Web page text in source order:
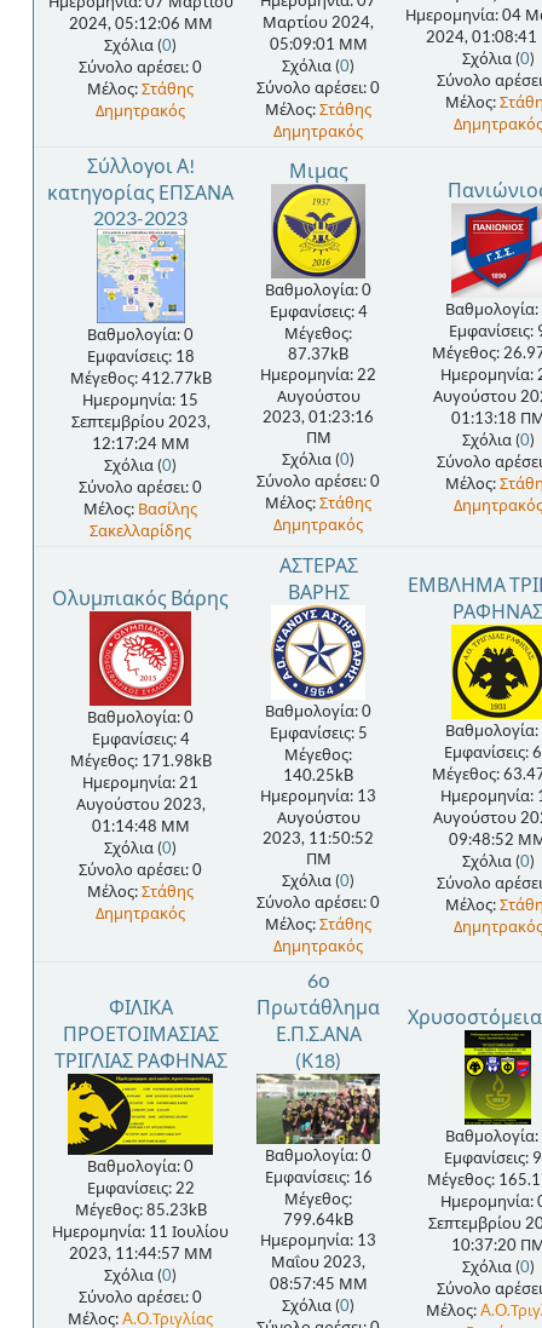
2024, 05:12:06 ΜΜ
Σχόλια (0)
Σύνολο αρέσει: 0
Μέλος:Στάθης
Δημητρακός
Μαρτίου 2024,
05:09:01 ΜΜ
Σχόλια (0)
Σύνολο αρέσει: 0
Μέλος:Στάθης
Δημητρακός
Ημερομηνία: 04
2024,
Σχόλια (0)
Σύνολο
Μέλος:
Δημητρακός
Σύλλογοι Α!
κατηγορίας ΕΠΣΑΝΑ
2023-2023
Βαθμολογία: 0
Εμφανίσεις: 18
Μέγεθος: 412.77kB
Ημερομηνία: 15
Σεπτεμβρίου 2023,
12:17:24 ΜΜ
Σχόλια (0)
Σύνολο αρέσει: 0
Μέλος: Βασίλης
Σακελλαρίδης
Μιμας
Βαθμολογία: 0
Εμφανίσεις: 4
Μέγεθος:
87.37kB
Ημερομηνία: 22
Αυγούστου
2023, 01:23:16
ΠΜ
Σχόλια (0)
Σύνολο αρέσει: 0
Μέλος:Στάθης
Δημητρακός
Βαθμολογία:
Εμφανίσεις:
Μέγεθος:
Ημερομηνία:
Αυγούστου
01:13:18
Σχόλια (0)
Σύνολο
Μέλος:
Δημητρακός
Ολυμπιακός Βάρης
Βαθμολογία: 0
Εμφανίσεις: 4
Μέγεθος: 171.98kB
Ημερομηνία: 21
Αυγούστου 2023,
01:14:48 ΜΜ
Σχόλια (0)
Σύνολο αρέσει: 0
Μέλος:Στάθης
Δημητρακός
ΑΣΤΕΡΑΣ
ΒΑΡΗΣ
Βαθμολογία: 0
Εμφανίσεις: 5
Μέγεθος:
140.25kB
Ημερομηνία: 13
Αυγούστου
2023, 11:50:52
ΠΜ
Σχόλια (0)
Σύνολο αρέσει: 0
Μέλος:Στάθης
Δημητρακός
ΕΜΒΛΗΜΑ
ΡΑΦΗΝΑΣ
Βαθμολογία:
Εμφανίσεις:
Μέγεθος:
Ημερομηνία:
Αυγούστου
09:48:52
Σχόλια (0)
Σύνολο
Μέλος:
Δημητρακός
ΦΙΛΙΚΑ
ΠΡΟΕΤΟΙΜΑΣΙΑΣ
ΤΡΙΓΛΙΑΣ ΡΑΦΗΝΑΣ
Βαθμολογία: 0
Εμφανίσεις: 22
Μέγεθος: 85.23kB
Ημερομηνία: 11 Ιουλίου
2023, 11:44:57 ΜΜ
Σχόλια (0)
Σύνολο αρέσει: 0
Μέλος:A.O.Τριγλίας
6ο
Πρωτάθλημα
Ε.Π.Σ.ΑΝΑ
(Κ18)
Βαθμολογία: 0
Εμφανίσεις: 16
Μέγεθος:
799.64kB
Ημερομηνία: 13
Μαΐου 2023,
08:57:45 ΜΜ
Σχόλια (0)
Βαθμολογία:
Εμφανίσεις:
Μέγεθος:
Ημερομηνία:
Σεπτεμβρίου
10:37:20
Σχόλια (0)
Σύνολο
Μέλος: